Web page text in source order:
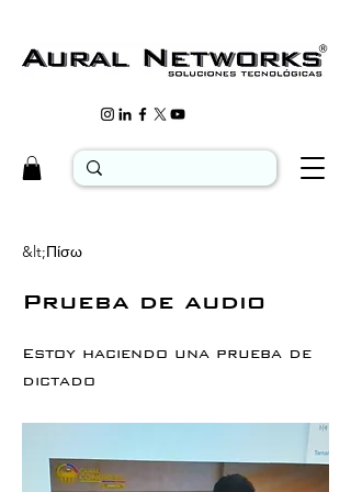
&lt;Πίσω
Prueba de audio
Estoy haciendo una prueba de
dictado